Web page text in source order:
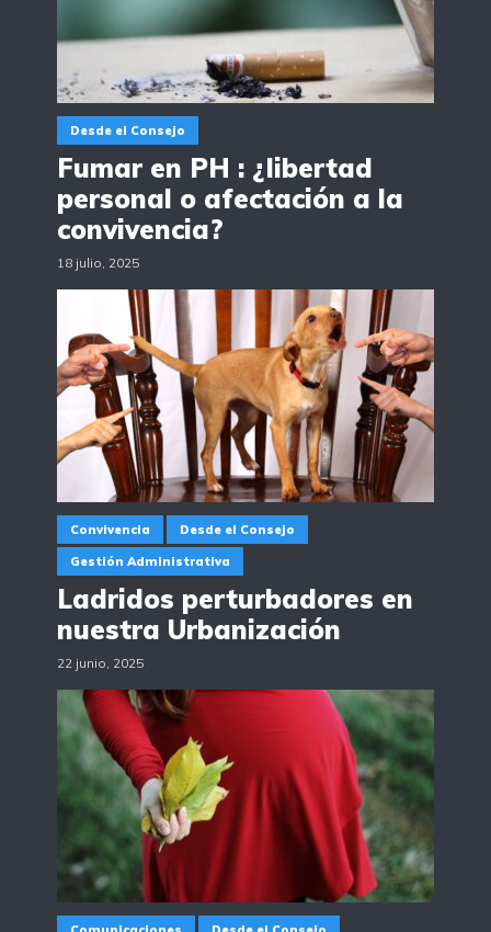
Desde el Consejo
Fumar en PH : ¿libertad
personal o afectación a la
convivencia?
18 julio, 2025
Convivencia Desde el Consejo
Gestión Administrativa
Ladridos perturbadores en
nuestra Urbanización
22 junio, 2025